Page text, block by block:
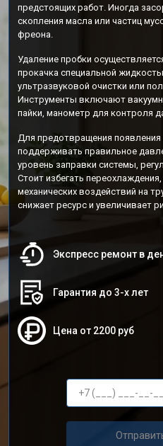
предстоящих работ. Иногда
скопления масла или частиц
фреона.
Удаление пробки
прокачка специальной
ультразвуковой очистки или
Инструменты включают
пайки, манометр для контроля
Для предотвращения появления
поддерживать правильное
уровень заправки системы,
Стоит избегать
механических воздействий на
снижает ресурс и увеличивает
Экспресс ремонт в
Гарантия до 3-х лет
Цена от 2200 руб